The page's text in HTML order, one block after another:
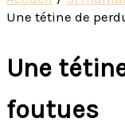
Une tétine de
Une
foutues